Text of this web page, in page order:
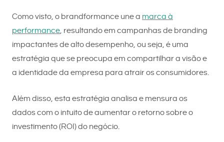
Como visto, o brandformance une a marca à
performance, resultando em campanhas de branding
impactantes de alto desempenho, ou seja, é uma
estratégia que se preocupa em compartilhar a visão e
a identidade da empresa para atrair os consumidores.
Além disso, esta estratégia analisa e mensura os
dados com o intuito de aumentar o retorno sobre o
investimento (ROI) do negócio.